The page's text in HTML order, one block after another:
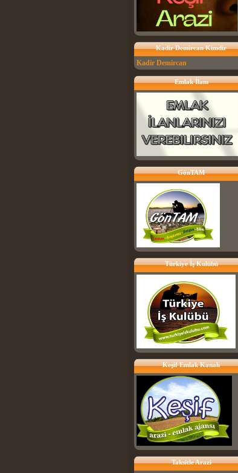
Kadir Demircan Kimdir
Kadir Demircan
Emlak İlanı
GönTAM
Türkiye İş Kulübü
Keşif Emlak Kanalı
Taksitle Arazi